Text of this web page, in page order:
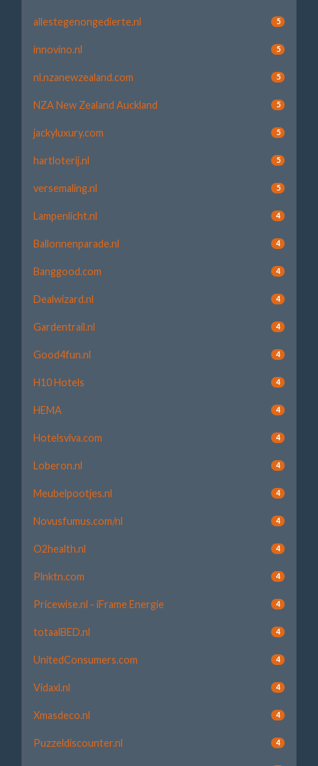
allestegenongedierte.nl 5
innovino.nl 5
nl.nzanewzealand.com 5
NZA New Zealand Auckland 5
jackyluxury.com 5
hartloterij.nl 5
versemaling.nl 5
Lampenlicht.nl 4
Ballonnenparade.nl 4
Banggood.com 4
Dealwizard.nl 4
Gardentrail.nl 4
Good4fun.nl 4
H10 Hotels 4
HEMA 4
Hotelsviva.com 4
Loberon.nl 4
Meubelpootjes.nl 4
Novusfumus.com/nl 4
O2health.nl 4
Plnktn.com 4
Pricewise.nl - iFrame Energie 4
totaalBED.nl 4
UnitedConsumers.com 4
Vidaxl.nl 4
Xmasdeco.nl 4
Puzzeldiscounter.nl 4